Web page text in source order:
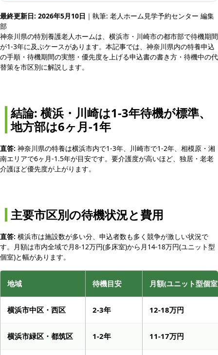
最終更新日: 2026年5月10日 ｜執筆: 老人ホーム見学予約センター 編集
部
神奈川県の特別養護老人ホームは、横浜市・川崎市の都市部で待機期間
が1-3年に及ぶケースがあります。本記事では、神奈川県内の特養申込
の手順・待機期間の実態・優先度を上げる申込書の書き方・待機中の代
替策を市区別に解説します。
結論: 横浜・川崎は1-3年待機が標準、
地方部は6ヶ月-1年
直答: 神奈川県の特養は横浜市内で1-3年、川崎市で1-2年、相模原・湘
南エリアで6ヶ月-1.5年が目安です。要介護度が高いほど、独居・老老
介護ほど優先度が上がります。
主要市区別の待機状況と費用
直答: 横浜市は施設数が多い分、申込者数も多く競争が激しい状況で
す。月額は市内全域で月8-12万円(多床室)から月14-18万円(ユニット型
個室)と幅があります。
地域 待機目安 月額(ユニット型個
横浜市中区・西区 2-3年 12-18万円
横浜市緑区・都筑区 1-2年 11-17万円